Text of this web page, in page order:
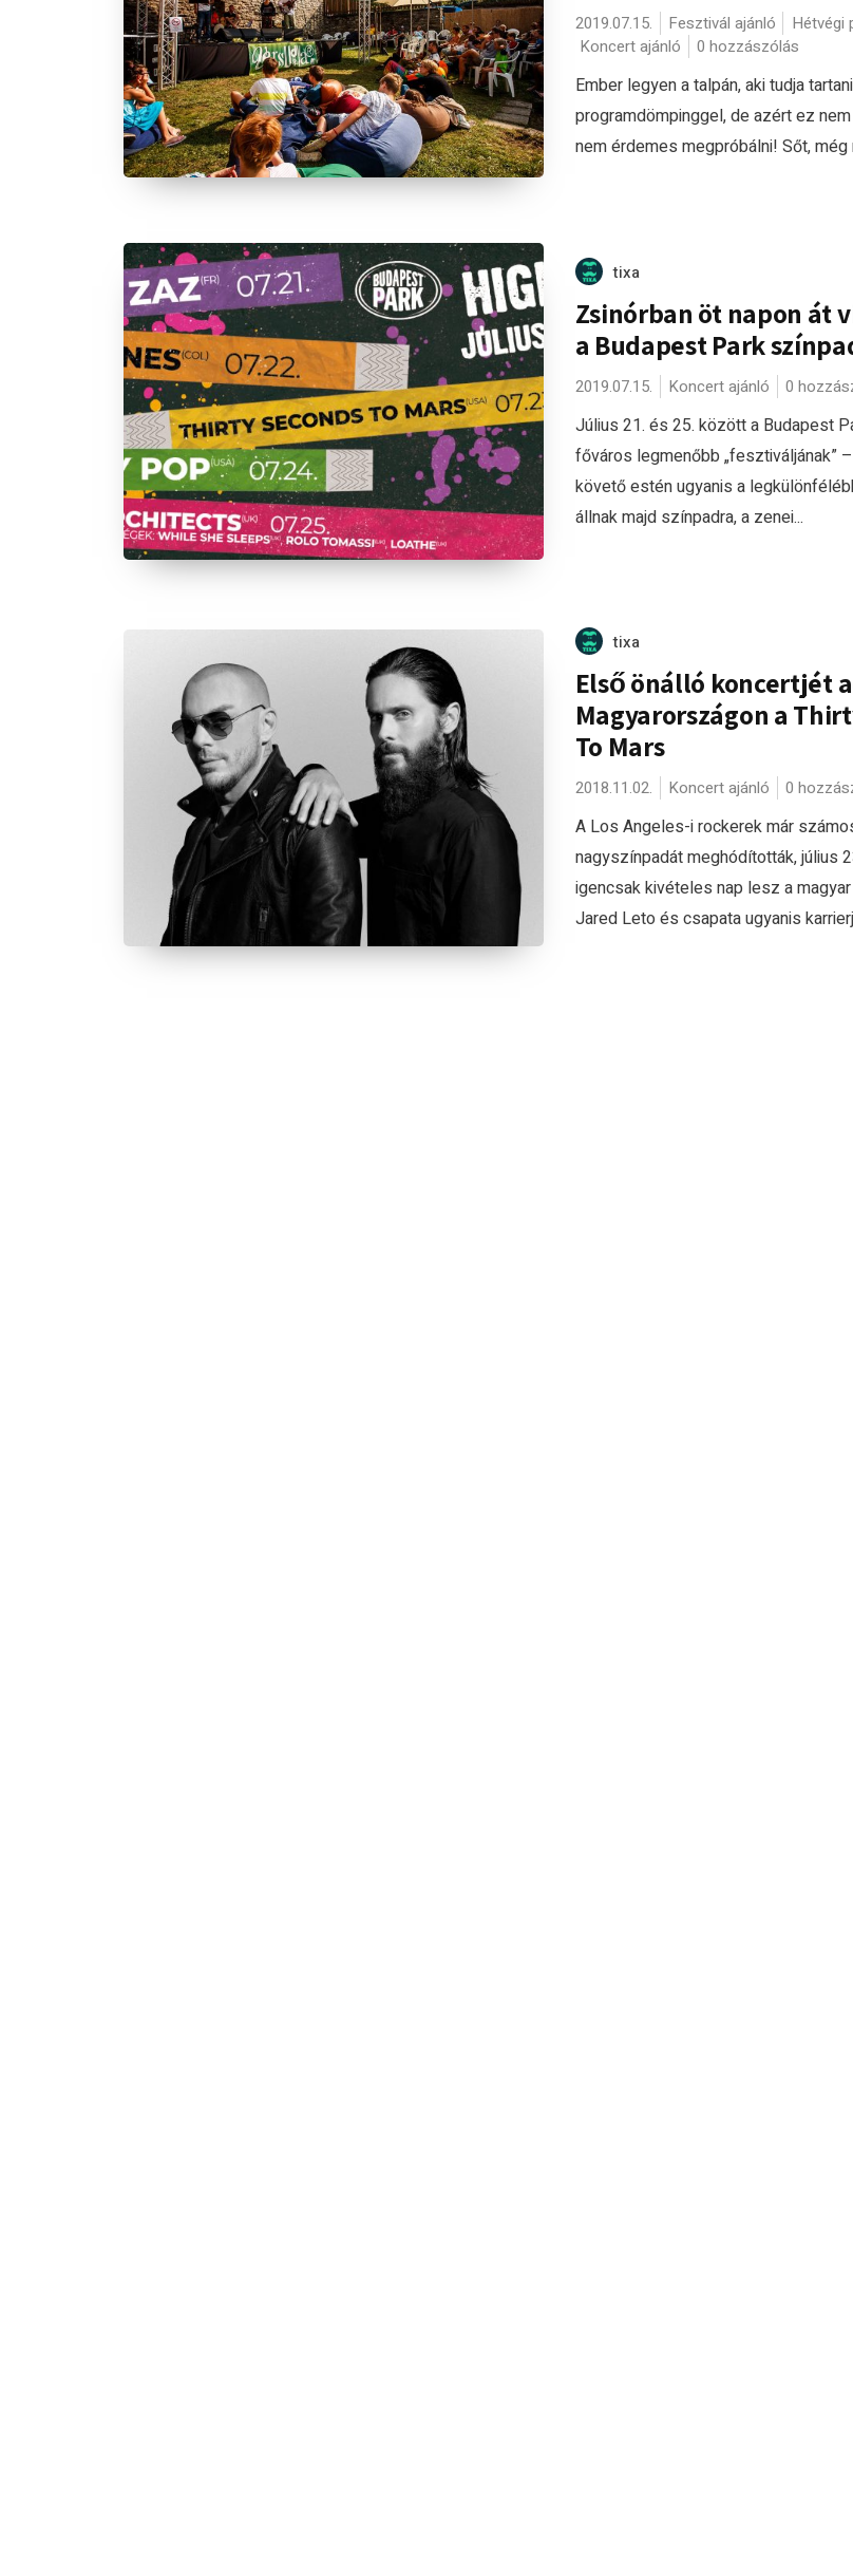
2019.07.15. Fesztivál ajánló
Hétvégi
Koncert ajánló
0 hozzászólás
Ember legyen a talpán, aki tudja
programdömpinggel, de azért ez
nem érdemes megpróbálni! Sőt, még
tixa
Zsinórban öt napon át
a Budapest Park
2019.07.15. Koncert ajánló 0
Július 21. és 25. között a Budapest
főváros legmenőbb „fesztiváljának”
követő estén ugyanis a
állnak majd színpadra, a zenei...
tixa
Első önálló koncertjét
Magyarországon a
To Mars
2018.11.02. Koncert ajánló 0
A Los Angeles-i rockerek már
nagyszínpadát meghódították, július
igencsak kivételes nap lesz a
Jared Leto és csapata ugyanis